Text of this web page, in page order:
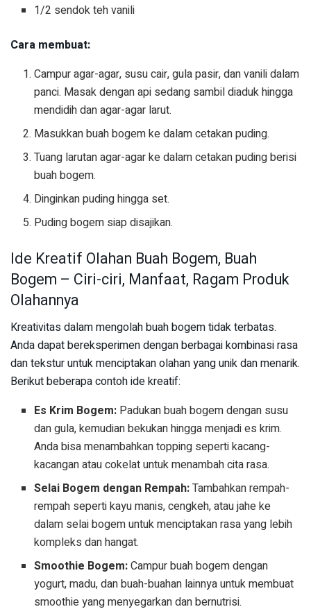
1/2 sendok teh vanili
Cara membuat:
Campur agar-agar, susu cair, gula pasir, dan vanili dalam
panci. Masak dengan api sedang sambil diaduk hingga
mendidih dan agar-agar larut.
Masukkan buah bogem ke dalam cetakan puding.
Tuang larutan agar-agar ke dalam cetakan puding berisi
buah bogem.
Dinginkan puding hingga set.
Puding bogem siap disajikan.
Ide Kreatif Olahan Buah Bogem, Buah
Bogem – Ciri-ciri, Manfaat, Ragam Produk
Olahannya
Kreativitas dalam mengolah buah bogem tidak terbatas.
Anda dapat bereksperimen dengan berbagai kombinasi rasa
dan tekstur untuk menciptakan olahan yang unik dan menarik.
Berikut beberapa contoh ide kreatif:
Es Krim Bogem: Padukan buah bogem dengan susu
dan gula, kemudian bekukan hingga menjadi es krim.
Anda bisa menambahkan topping seperti kacang-
kacangan atau cokelat untuk menambah cita rasa.
Selai Bogem dengan Rempah:Tambahkan rempah-
rempah seperti kayu manis, cengkeh, atau jahe ke
dalam selai bogem untuk menciptakan rasa yang lebih
kompleks dan hangat.
Smoothie Bogem:Campur buah bogem dengan
yogurt, madu, dan buah-buahan lainnya untuk membuat
smoothie yang menyegarkan dan bernutrisi.